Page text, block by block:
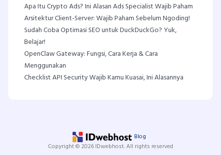
Apa Itu Crypto Ads? Ini Alasan Ads Specialist Wajib Paham
Arsitektur Client-Server: Wajib Paham Sebelum Ngoding!
Sudah Coba Optimasi SEO untuk DuckDuckGo? Yuk,
Belajar!
OpenClaw Gateway: Fungsi, Cara Kerja & Cara
Menggunakan
Checklist API Security Wajib Kamu Kuasai, Ini Alasannya
Blog
Copyright © 2026 IDwebhost. All rights reserved